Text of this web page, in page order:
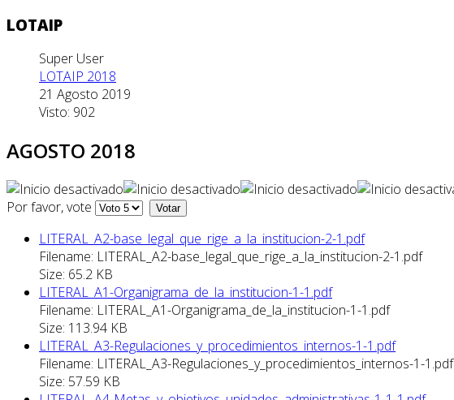
LOTAIP
Super User
LOTAIP 2018
21 Agosto 2019
Visto: 902
AGOSTO 2018
Por favor, vote
LITERAL_A2-base_legal_que_rige_a_la_institucion-2-1.pdf
Filename: LITERAL_A2-base_legal_que_rige_a_la_institucion-2-1.pdf
Size: 65.2 KB
LITERAL_A1-Organigrama_de_la_institucion-1-1.pdf
Filename: LITERAL_A1-Organigrama_de_la_institucion-1-1.pdf
Size: 113.94 KB
LITERAL_A3-Regulaciones_y_procedimientos_internos-1-1.pdf
Filename: LITERAL_A3-Regulaciones_y_procedimientos_internos-1-1.pdf
Size: 57.59 KB